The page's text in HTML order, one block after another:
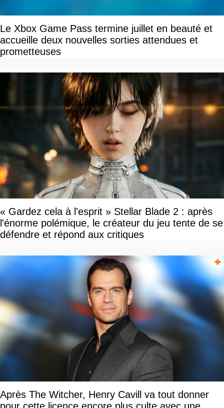
Le Xbox Game Pass termine juillet en beauté et
accueille deux nouvelles sorties attendues et
prometteuses
« Gardez cela à l'esprit » Stellar Blade 2 : après
l'énorme polémique, le créateur du jeu tente de se
défendre et répond aux critiques
Après The Witcher, Henry Cavill va tout donner